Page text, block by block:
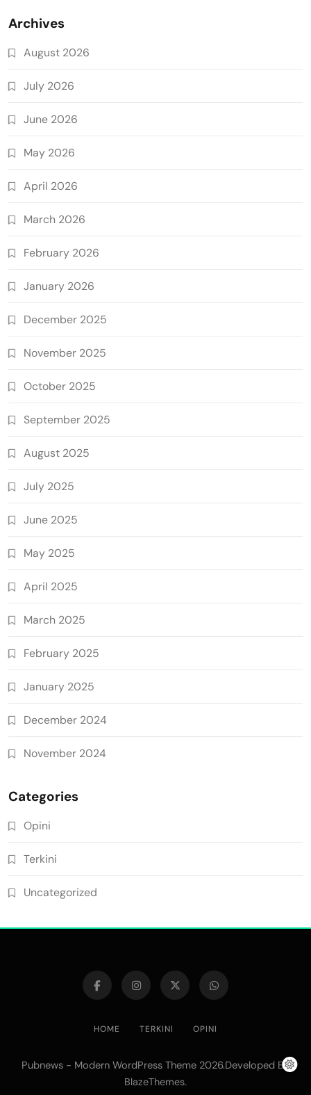
Archives
August 2026
July 2026
June 2026
May 2026
April 2026
March 2026
February 2026
January 2026
December 2025
November 2025
October 2025
September 2025
August 2025
July 2025
June 2025
May 2025
April 2025
March 2025
February 2025
January 2025
December 2024
November 2024
Categories
Opini
Terkini
Uncategorized
HOME TERKINI OPINI
Pubnews - Modern WordPress Theme 2026.Developed By
BlazeThemes.